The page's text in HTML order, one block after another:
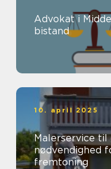
Advokat i
bistand
10. april 2025
Malerservice til
nødvendighed
fremtoning